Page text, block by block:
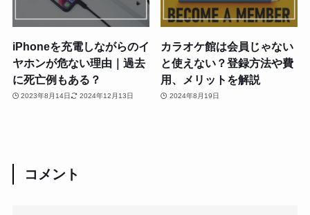
iPhoneを充電しながらのイ
ヤホンが危ない理由｜過去
に死亡例もある？
2023年8月14日 2024年12月13日
カラオケ館は会員じゃない
と使えない？登録方法や費
用、メリットを解説
2024年8月19日
コメント